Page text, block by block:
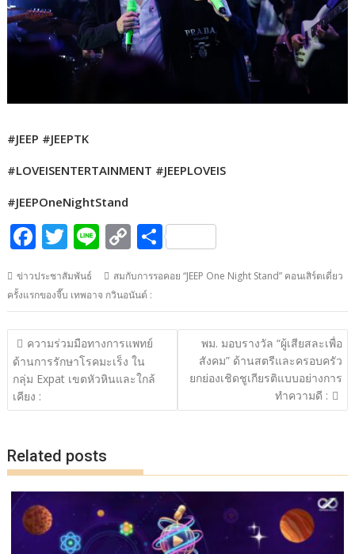
#JEEP #JEEPTK
#LOVEISENTERTAINMENT #JEEPLOVEIS
#JEEPOneNightStand
F
ac
e
b
o
o
k
T
w
itt
er
Li
n
e
C
o
p
y
Li
n
k
S
h
ar
e
ข่าวประชาสัมพันธ์
สมกับการรอคอย “JEEP One Night Stand” คอนเสิร์ตเดี่ยว
ครั้งแรกของจี๊บ เทพอาจ กวินอนันต์ :
แนะแนว
เรื่อง
ความร่วมมือทางการแพทย์
ด้านการรักษาโรคมะเร็ง ใน
กลุ่ม Expat เขตหัวหินและใกล้
เคียง :
พม. มอบรางวัล “ผู้เสียสละเพื่อ
สังคม” ด้านสตรีและครอบครัว
ยกย่องเชิดชูเกียรติแบบอย่างการ
ทำความดี :
Related posts